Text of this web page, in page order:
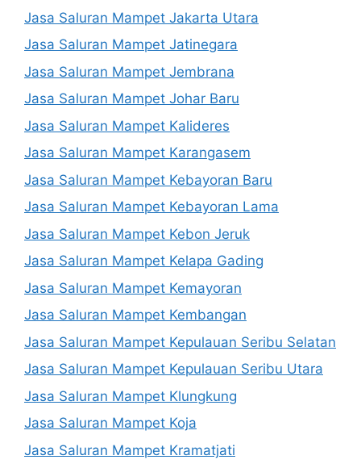
Jasa Saluran Mampet Jakarta Utara
Jasa Saluran Mampet Jatinegara
Jasa Saluran Mampet Jembrana
Jasa Saluran Mampet Johar Baru
Jasa Saluran Mampet Kalideres
Jasa Saluran Mampet Karangasem
Jasa Saluran Mampet Kebayoran Baru
Jasa Saluran Mampet Kebayoran Lama
Jasa Saluran Mampet Kebon Jeruk
Jasa Saluran Mampet Kelapa Gading
Jasa Saluran Mampet Kemayoran
Jasa Saluran Mampet Kembangan
Jasa Saluran Mampet Kepulauan Seribu Selatan
Jasa Saluran Mampet Kepulauan Seribu Utara
Jasa Saluran Mampet Klungkung
Jasa Saluran Mampet Koja
Jasa Saluran Mampet Kramatjati